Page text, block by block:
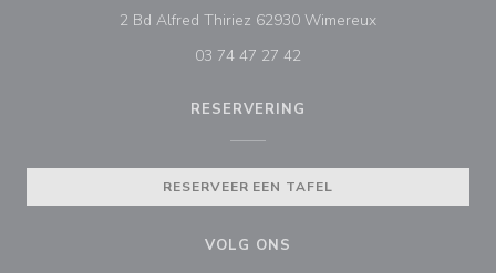
2 Bd Alfred Thiriez 62930 Wimereux((opent in een
03 74 47 27 42
RESERVERING
RESERVEER EEN TAFEL
VOLG ONS